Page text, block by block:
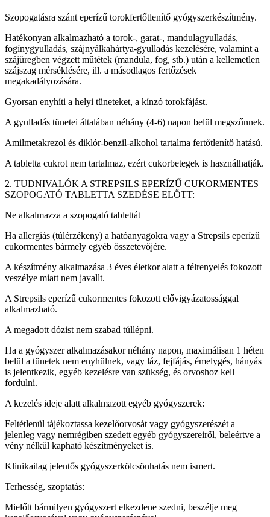
Szopogatásra szánt eperízű torokfertőtlenítő gyógyszerkészítmény.
Hatékonyan alkalmazható a torok-, garat-, mandulagyulladás,
fogínygyulladás, szájnyálkahártya-gyulladás kezelésére, valamint a
szájüregben végzett műtétek (mandula, fog, stb.) után a kellemetlen
szájszag mérséklésére, ill. a másodlagos fertőzések
megakadályozására.
Gyorsan enyhíti a helyi tüneteket, a kínzó torokfájást.
A gyulladás tünetei általában néhány (4-6) napon belül megszűnnek.
Amilmetakrezol és diklór-benzil-alkohol tartalma fertőtlenítő hatású.
A tabletta cukrot nem tartalmaz, ezért cukorbetegek is használhatják.
2. TUDNIVALÓK A STREPSILS EPERÍZŰ CUKORMENTES
SZOPOGATÓ TABLETTA SZEDÉSE ELŐTT:
Ne alkalmazza a szopogató tablettát
Ha allergiás (túlérzékeny) a hatóanyagokra vagy a Strepsils eperízű
cukormentes bármely egyéb összetevőjére.
A készítmény alkalmazása 3 éves életkor alatt a félrenyelés fokozott
veszélye miatt nem javallt.
A Strepsils eperízű cukormentes fokozott elővigyázatossággal
alkalmazható.
A megadott dózist nem szabad túllépni.
Ha a gyógyszer alkalmazásakor néhány napon, maximálisan 1 héten
belül a tünetek nem enyhülnek, vagy láz, fejfájás, émelygés, hányás
is jelentkezik, egyéb kezelésre van szükség, és orvoshoz kell
fordulni.
A kezelés ideje alatt alkalmazott egyéb gyógyszerek:
Feltétlenül tájékoztassa kezelőorvosát vagy gyógyszerészét a
jelenleg vagy nemrégiben szedett egyéb gyógyszereiről, beleértve a
vény nélkül kapható készítményeket is.
Klinikailag jelentős gyógyszerkölcsönhatás nem ismert.
Terhesség, szoptatás:
Mielőtt bármilyen gyógyszert elkezdene szedni, beszélje meg